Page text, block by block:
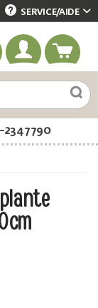
französisch
SERVICE/AIDE
2347790